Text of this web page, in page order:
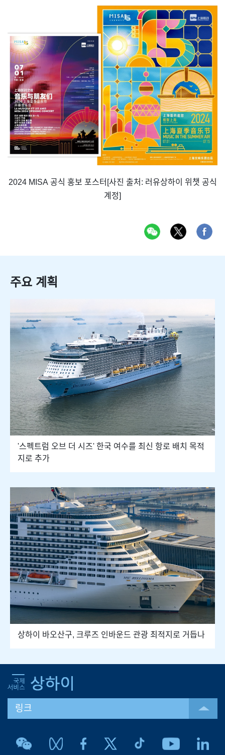
2024 MISA 공식 홍보 포스터[사진 출처: 러유상하이 위챗 공식
계정]
주요 계획
'스펙트럼 오브 더 시즈' 한국 여수를 최신 항로 배치 목적
지로 추가
상하이 바오산구, 크루즈 인바운드 관광 최적지로 거듭나
링크